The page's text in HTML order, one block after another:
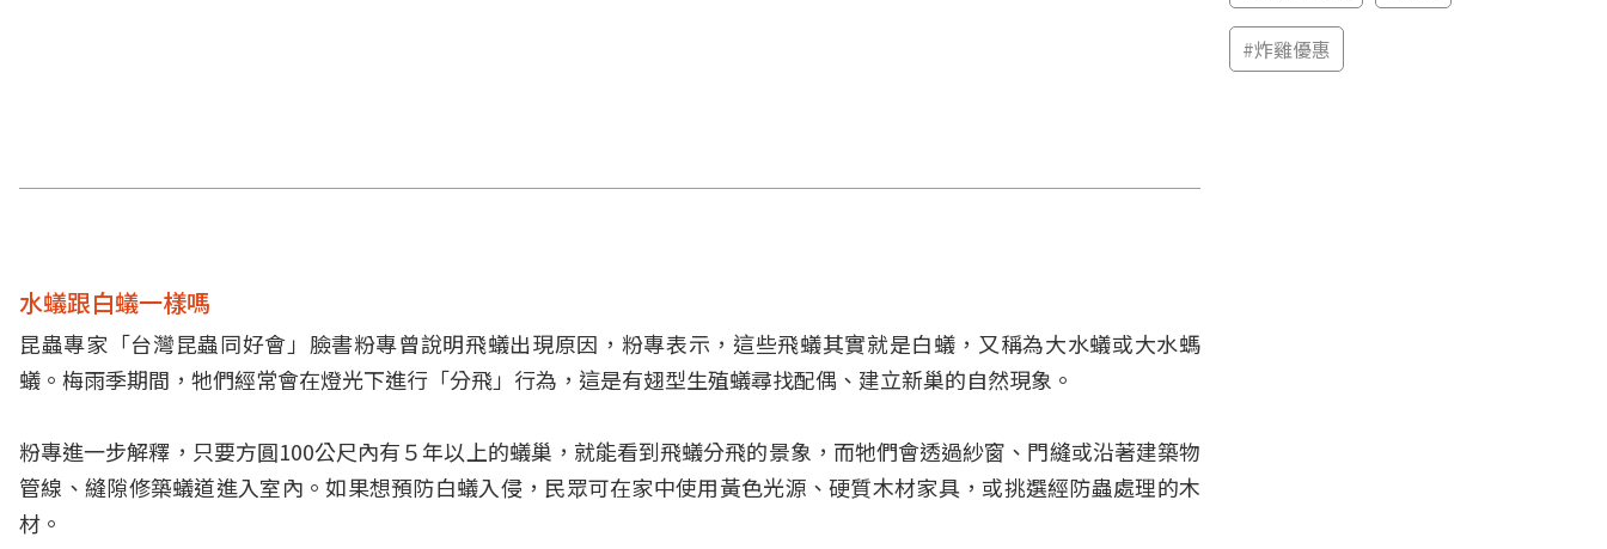
水蟻跟白蟻一樣嗎
昆蟲專家「台灣昆蟲同好會 」臉書粉專曾說明飛蟻出現原因，粉專表示，這些飛蟻其實就是白蟻，又稱為大水蟻或大水螞
蟻。梅雨季期間，牠們經常會在燈光下進行「分飛」行為，這是有翅型生殖蟻尋找配偶、建立新巢的自然現象。
粉專進一步解釋，只要方圓100公尺內有５年以上的蟻巢，就能看到飛蟻分飛的景象，而牠們會透過紗窗、門縫或沿著建築物
管線、縫隙修築蟻道進入室內。如果想預防白蟻入侵，民眾可在家中使用黃色光源、硬質木材家具，或挑選經防蟲處理的木
材。
#炸雞優惠